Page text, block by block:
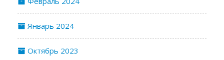
Январь 2024
Октябрь 2023